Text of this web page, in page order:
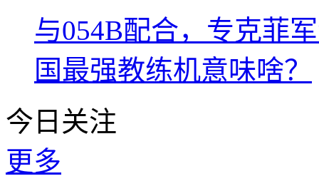
与054B配合，专克菲
国最强教练机意味啥？
今日关注
更多